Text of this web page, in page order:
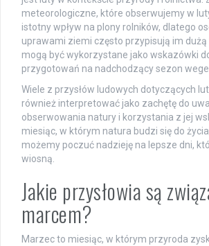
meteorologiczne, które obserwujemy w
istotny wpływ na plony rolników, dlatego
uprawami ziemi często przypisują im dużą
mogą być wykorzystane jako wskazówki
przygotowań na nadchodzący sezon
Wiele z przysłów ludowych dotyczących
również interpretować jako zachętę do
obserwowania natury i korzystania z jej
miesiąc, w którym natura budzi się do
możemy poczuć nadzieję na lepsze dni,
wiosną.
Jakie przysłowia są
marcem?
Marzec to miesiąc, w którym przyroda